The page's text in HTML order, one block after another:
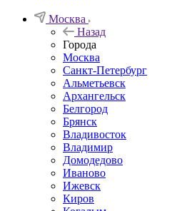
Москва
Назад
Города
Москва
Санкт-Петербург
Альметьевск
Архангельск
Белгород
Брянск
Владивосток
Владимир
Домодедово
Иваново
Ижевск
Киров